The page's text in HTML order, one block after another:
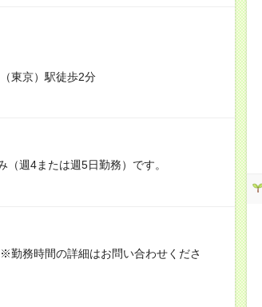
東京）駅徒歩2分
週4または週5日勤務）です。
務時間の詳細はお問い合わせくださ